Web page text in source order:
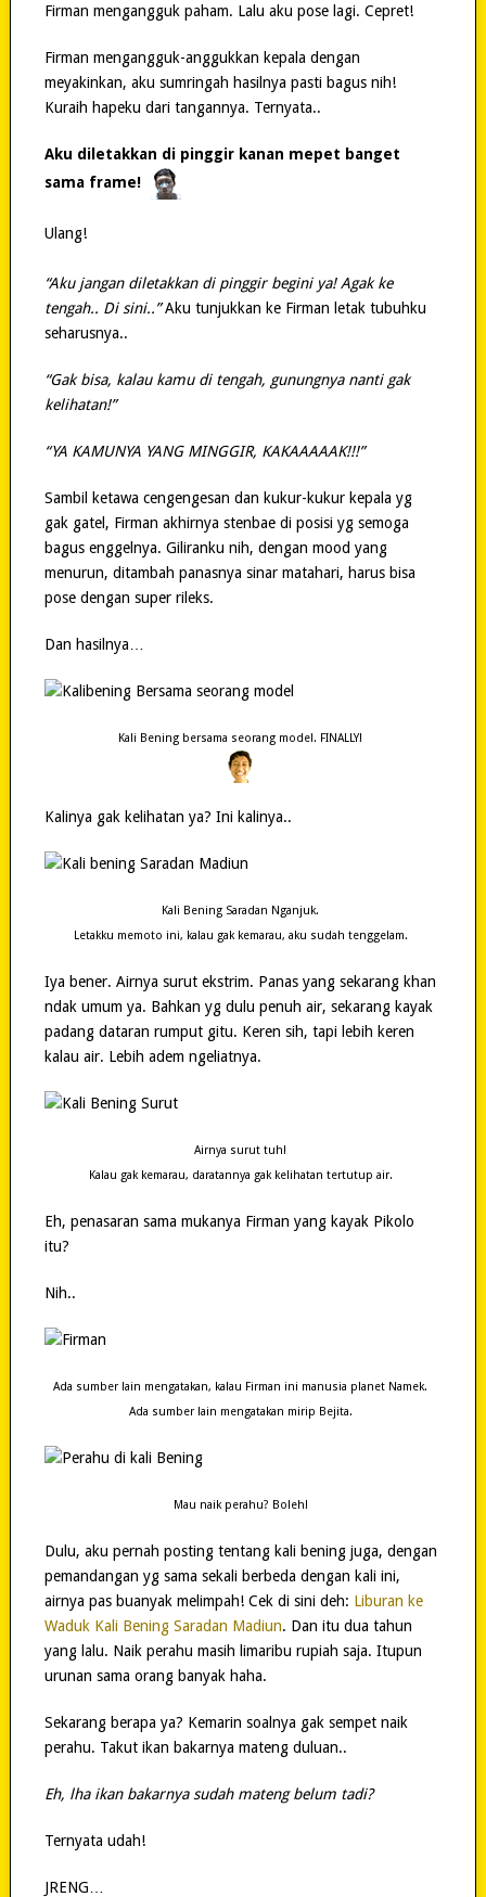
Firman mengangguk paham. Lalu aku pose lagi. Cepret!
Firman mengangguk-anggukkan kepala dengan
meyakinkan, aku sumringah hasilnya pasti bagus nih!
Kuraih hapeku dari tangannya. Ternyata..
Aku diletakkan di pinggir kanan mepet banget
sama frame!
Ulang!
“Aku jangan diletakkan di pinggir begini ya! Agak ke
tengah.. Di sini..”Aku tunjukkan ke Firman letak tubuhku
seharusnya..
“Gak bisa, kalau kamu di tengah, gunungnya nanti gak
kelihatan!”
“YA KAMUNYA YANG MINGGIR, KAKAAAAAK!!!”
Sambil ketawa cengengesan dan kukur-kukur kepala yg
gak gatel, Firman akhirnya stenbae di posisi yg semoga
bagus enggelnya. Giliranku nih, dengan mood yang
menurun, ditambah panasnya sinar matahari, harus bisa
pose dengan super rileks.
Dan hasilnya…
Kali Bening bersama seorang model. FINALLY!
Kalinya gak kelihatan ya? Ini kalinya..
Kali Bening Saradan Nganjuk.
Letakku memoto ini, kalau gak kemarau, aku sudah tenggelam.
Iya bener. Airnya surut ekstrim. Panas yang sekarang khan
ndak umum ya. Bahkan yg dulu penuh air, sekarang kayak
padang dataran rumput gitu. Keren sih, tapi lebih keren
kalau air. Lebih adem ngeliatnya.
Airnya surut tuh!
Kalau gak kemarau, daratannya gak kelihatan tertutup air.
Eh, penasaran sama mukanya Firman yang kayak Pikolo
itu?
Nih..
Ada sumber lain mengatakan, kalau Firman ini manusia planet Namek.
Ada sumber lain mengatakan mirip Bejita.
Mau naik perahu? Boleh!
Dulu, aku pernah posting tentang kali bening juga, dengan
pemandangan yg sama sekali berbeda dengan kali ini,
airnya pas buanyak melimpah! Cek di sini deh: Liburan ke
Waduk Kali Bening Saradan Madiun. Dan itu dua tahun
yang lalu. Naik perahu masih limaribu rupiah saja. Itupun
urunan sama orang banyak haha.
Sekarang berapa ya? Kemarin soalnya gak sempet naik
perahu. Takut ikan bakarnya mateng duluan..
Eh, lha ikan bakarnya sudah mateng belum tadi?
Ternyata udah!
JRENG…